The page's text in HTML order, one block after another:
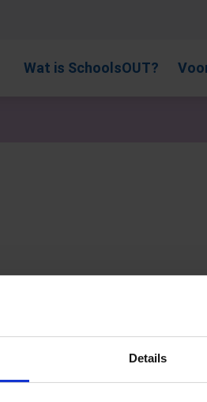
Details
Wat is SchoolsOUT?
pijlen om omhoog en omlaag
organiseren iedere maand de
de GSA Meetups! Download
GSA Meetups